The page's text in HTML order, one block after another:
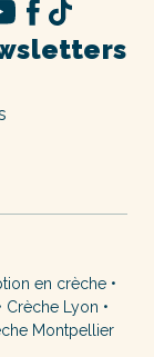
en crèche•
Crèche Lyon •
Montpellier